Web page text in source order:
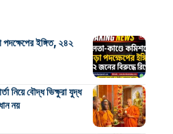
ইঙ্গিত, ২৪২
নিয়ে বৌদ্ধ ভিক্ষুরা যুদ্ধ
নয়